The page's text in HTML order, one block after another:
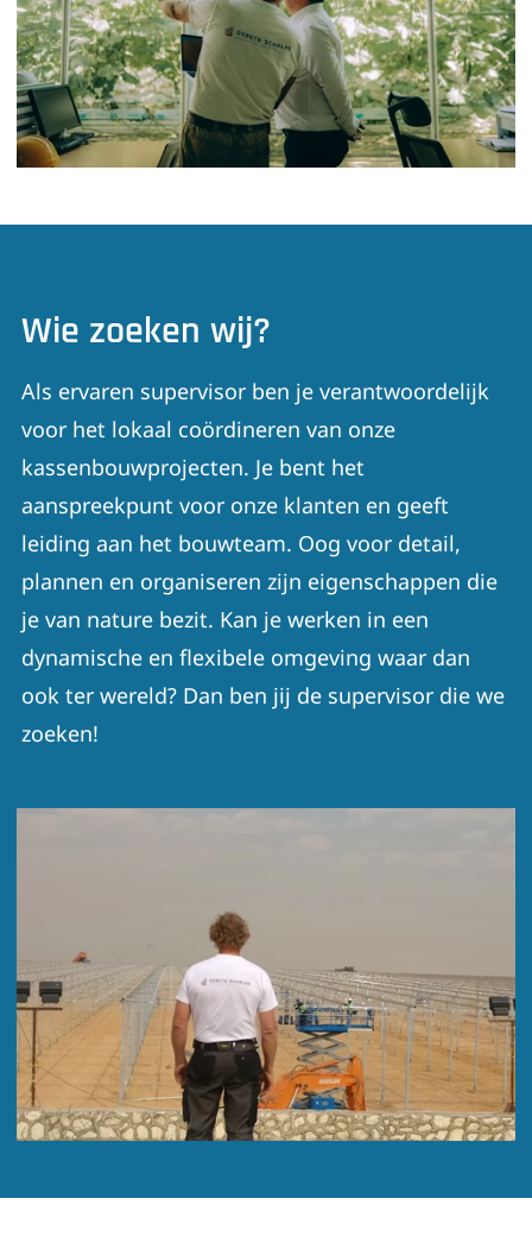
Wie zoeken wij?
Als ervaren supervisor ben je verantwoordelijk
voor het lokaal coördineren van onze
kassenbouwprojecten. Je bent het
aanspreekpunt voor onze klanten en geeft
leiding aan het bouwteam. Oog voor detail,
plannen en organiseren zijn eigenschappen die
je van nature bezit. Kan je werken in een
dynamische en flexibele omgeving waar dan
ook ter wereld? Dan ben jij de supervisor die we
zoeken!